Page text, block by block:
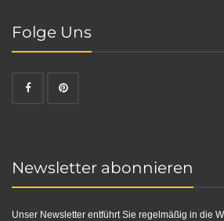
Folge Uns
Newsletter abonnieren
Unser Newsletter entführt Sie regelmäßig in die